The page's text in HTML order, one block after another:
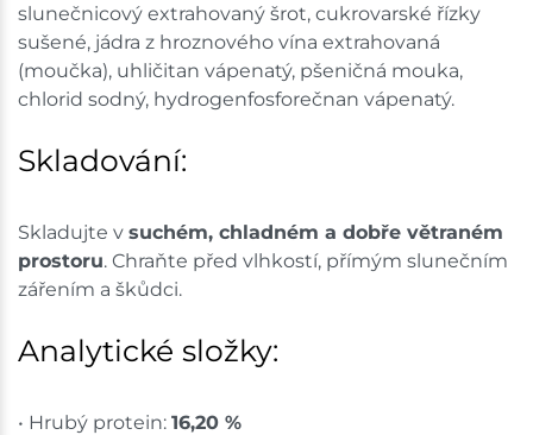
slunečnicový extrahovaný šrot, cukrovarské řízky
sušené, jádra z hroznového vína extrahovaná
(moučka), uhličitan vápenatý, pšeničná mouka,
chlorid sodný, hydrogenfosforečnan vápenatý.
Skladování:
Skladujte v suchém, chladném a dobře větraném
prostoru. Chraňte před vlhkostí, přímým slunečním
zářením a škůdci.
Analytické složky:
• Hrubý protein: 16,20 %